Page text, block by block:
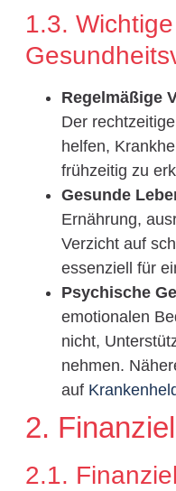
1.3.
Regelmäßige
Der
helfen,
frühzeitig zu
Gesunde
Ernährung,
Verzicht auf
essenziell für
Psychische
emotionalen
nicht,
nehmen.
auf
2.
2.1.